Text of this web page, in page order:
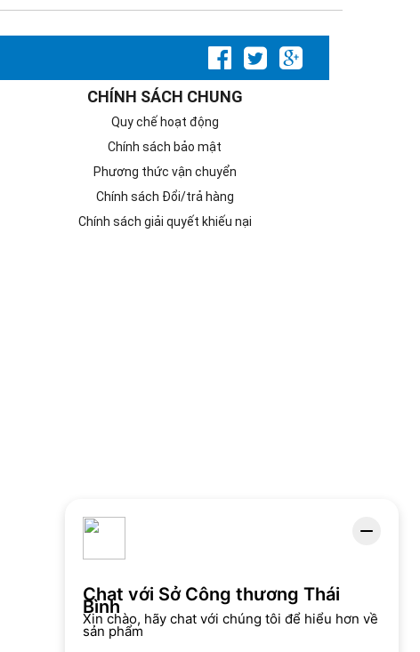
CHÍNH SÁCH CHUNG
Quy chế hoạt động
Chính sách bảo mật
Phương thức vận chuyển
Chính sách Đổi/trả hàng
Chính sách giải quyết khiếu nại
Chat với Sở Công thương Thái
Bình
Xin chào, hãy chat với chúng tôi để hiểu hơn về
sản phẩm